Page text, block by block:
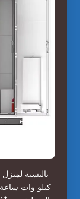
كيلو وات ساعة